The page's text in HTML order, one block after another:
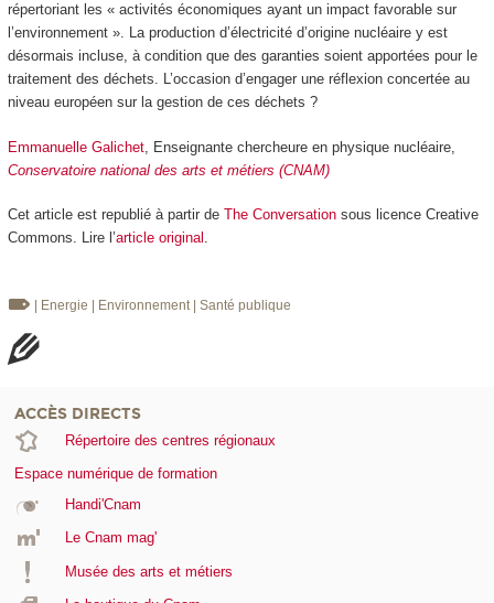
répertoriant les « activités économiques ayant un impact favorable sur
l’environnement ». La production d’électricité d’origine nucléaire y est
désormais incluse, à condition que des garanties soient apportées pour le
traitement des déchets. L’occasion d’engager une réflexion concertée au
niveau européen sur la gestion de ces déchets ?
Emmanuelle Galichet, Enseignante chercheure en physique nucléaire,
Conservatoire national des arts et métiers (CNAM)
Cet article est republié à partir de The Conversationsous licence Creative
Commons. Lire l’article original .
| Energie | Environnement | Santé publique
ACCÈS DIRECTS
Répertoire des centres régionaux
Espace numérique de formation
Handi'Cnam
Le Cnam mag'
Musée des arts et métiers